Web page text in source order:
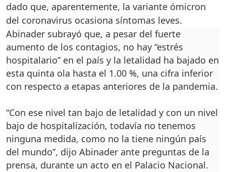
dado que, aparentemente, la variante ómicron
del coronavirus ocasiona síntomas leves.
Abinader subrayó que, a pesar del fuerte
aumento de los contagios, no hay “estrés
hospitalario” en el país y la letalidad ha bajado en
esta quinta ola hasta el 1.00 %, una cifra inferior
con respecto a etapas anteriores de la pandemia.
“Con ese nivel tan bajo de letalidad y con un nivel
bajo de hospitalización, todavía no tenemos
ninguna medida, como no la tiene ningún país
del mundo”, dijo Abinader ante preguntas de la
prensa, durante un acto en el Palacio Nacional.